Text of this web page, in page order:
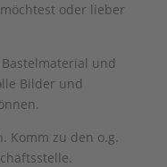
oder lieber
Bastelmaterial und
Bilder und
Komm zu den o.g.